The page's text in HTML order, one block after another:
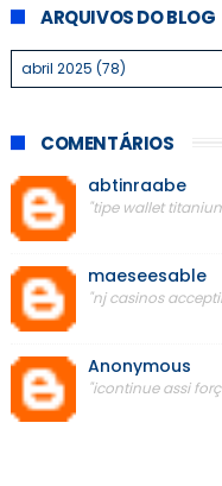
ARQUIVOS DO BLOG
COMENTÁRIOS
abtinraabe
"tipe wallet
maeseesable
"nj casinos
Anonymous
"icontinue assi